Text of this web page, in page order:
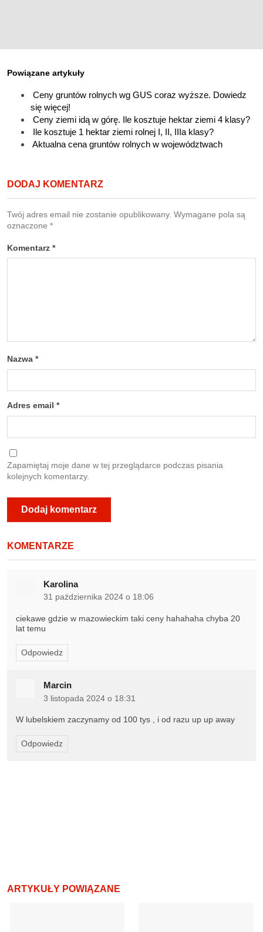
Powiązane artykuły
Ceny gruntów rolnych wg GUS coraz wyższe. Dowiedz
się więcej!
Ceny ziemi idą w górę. Ile kosztuje hektar ziemi 4 klasy?
Ile kosztuje 1 hektar ziemi rolnej I, II, IIIa klasy?
Aktualna cena gruntów rolnych w województwach
DODAJ KOMENTARZ
Twój adres email nie zostanie opublikowany. Wymagane pola są
oznaczone *
Komentarz *
Nazwa *
Adres email *
Zapamiętaj moje dane w tej przeglądarce podczas pisania
kolejnych komentarzy.
KOMENTARZE
Karolina
31 października 2024 o 18:06
ciekawe gdzie w mazowieckim taki ceny hahahaha chyba 20
lat temu
Odpowiedz
Marcin
3 listopada 2024 o 18:31
W lubelskiem zaczynamy od 100 tys , i od razu up up away
Odpowiedz
ARTYKUŁY POWIĄZANE